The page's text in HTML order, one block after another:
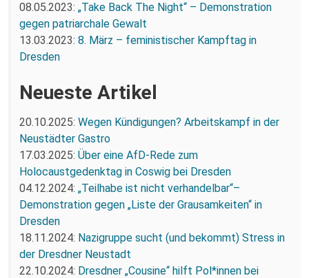
08.05.2023: „Take Back The Night“ – Demonstration
gegen patriarchale Gewalt
13.03.2023: 8. März – feministischer Kampftag in
Dresden
Neueste Artikel
20.10.2025: Wegen Kündigungen? Arbeitskampf in der
Neustädter Gastro
17.03.2025: Über eine AfD-Rede zum
Holocaustgedenktag in Coswig bei Dresden
04.12.2024: „Teilhabe ist nicht verhandelbar“–
Demonstration gegen „Liste der Grausamkeiten“ in
Dresden
18.11.2024: Nazigruppe sucht (und bekommt) Stress in
der Dresdner Neustadt
22.10.2024: Dresdner „Cousine“ hilft Pol*innen bei